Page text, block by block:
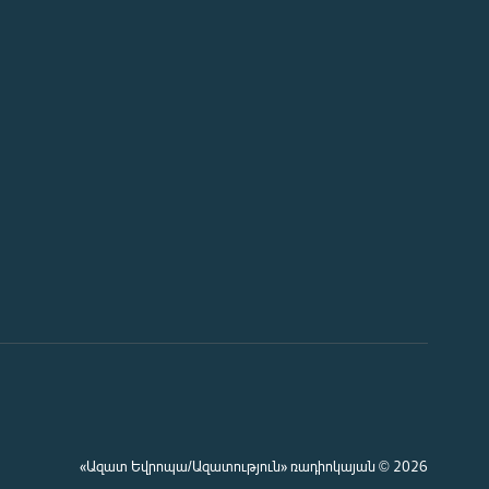
«Ազատ Եվրոպա/Ազատություն» ռադիոկայան © 2026